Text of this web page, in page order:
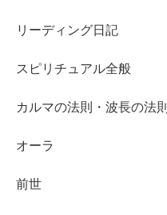
リーディング日記
スピリチュアル全般
カルマの法則・波長の法則
オーラ
前世